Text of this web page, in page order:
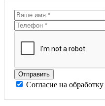
Согласие на обработку